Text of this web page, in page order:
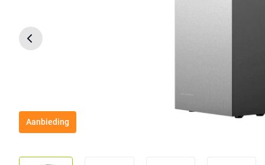
Aanbieding